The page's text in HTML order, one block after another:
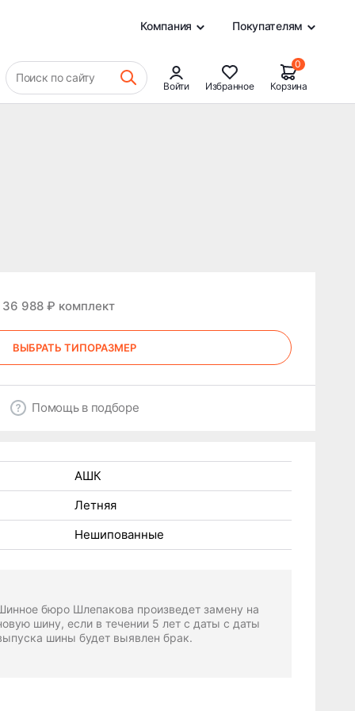
Компания Покупателям
Поиск по сайту
Войти Избранное
0
Корзина
36 988 ₽ комплект
ВЫБРАТЬ ТИПОРАЗМЕР
Помощь в подборе
АШК
Летняя
Нешипованные
бюро Шлепакова произведет замену на
шину, если в течении 5 лет с даты с даты
шины будет выявлен брак.